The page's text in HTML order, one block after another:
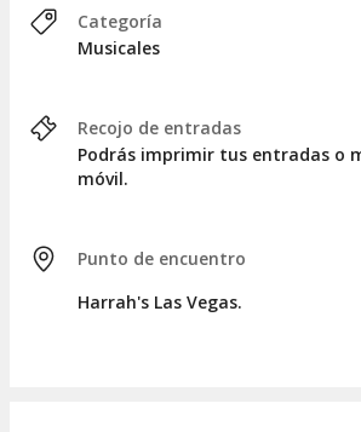
Categoría
Musicales
Recojo de entradas
Podrás imprimir tus entradas o
móvil.
Punto de encuentro
Harrah's Las Vegas.